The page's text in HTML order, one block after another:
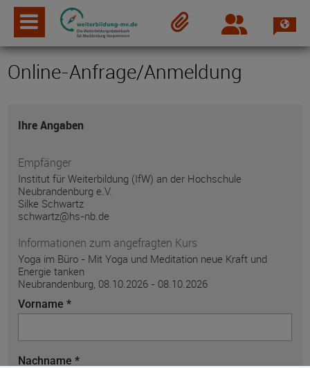
Login
Online-Anfrage/Anmeldung
Ihre Angaben
Empfänger
Institut für Weiterbildung (IfW) an der Hochschule
Neubrandenburg e.V.
Silke Schwartz
schwartz@hs-nb.de
Informationen zum angefragten Kurs
Yoga im Büro - Mit Yoga und Meditation neue Kraft und
Energie tanken
Neubrandenburg, 08.10.2026 - 08.10.2026
Vorname *
Nachname *